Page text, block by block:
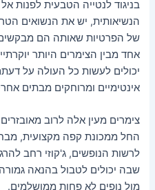
בניגוד לנטייה הטבעית לפנות
הנשיאותית, יש את הנשואים
של הפרטיות שאותה הם
אחד מבין הצימרים היותר
יכולים לעשות כל העולה על
אינטימיים ומרוחקים מבתים
צימרים מעין אלה לרוב
החל ממכונת קפה מקצועית,
לרשות הנופשים, ג'קוזי רחב
שבה יכולים לטבול בהנאה
מול נופים לא פחות ממושלמים.